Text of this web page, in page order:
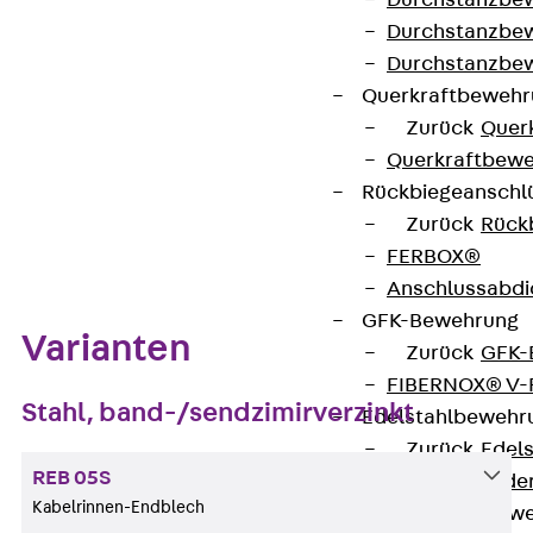
Zurück
Zurück
FERBOX®
GFK-Bewehrung
Zurück
FIBERNOX® V-
Zurück
Datenblatt herunterladen
Varianten
Stahl, band-/sendzimirverzinkt
REB 05S
Kabelrinnen-Endblech